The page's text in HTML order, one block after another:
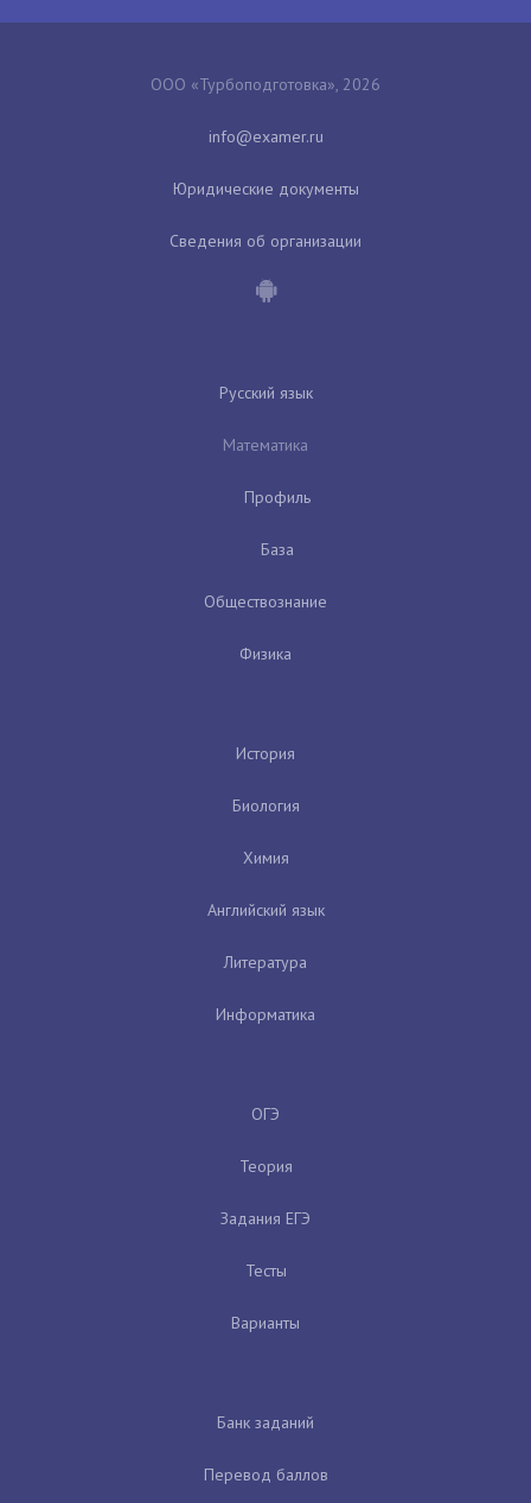
ООО «Турбоподготовка», 2026
Юридические документы
Сведения об организации
Русский язык
Математика
Профиль
База
Обществознание
Физика
История
Биология
Химия
Английский язык
Литература
Информатика
ОГЭ
Теория
Задания ЕГЭ
Тесты
Варианты
Банк заданий
Перевод баллов